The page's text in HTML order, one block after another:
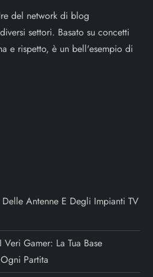
del network di blog
settori. Basato su concetti
e rispetto, è un bell'esempio di
Antenne E Degli Impianti TV
Gamer: La Tua Base
Partita